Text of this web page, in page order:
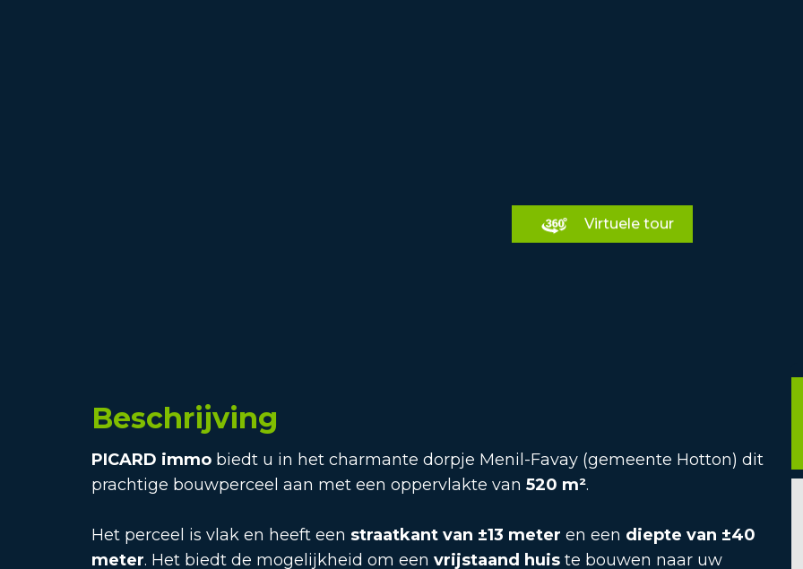
Virtuele tour
Beschrijving
PICARD immo biedt u in het charmante dorpje Menil-Favay (gemeente Hotton) dit
prachtige bouwperceel aan met een oppervlakte van 520 m².
Het perceel is vlak en heeft een straatkant van ±13 meter en een diepte van ±40
meter. Het biedt de mogelijkheid om een vrijstaand huis te bouwen naar uw